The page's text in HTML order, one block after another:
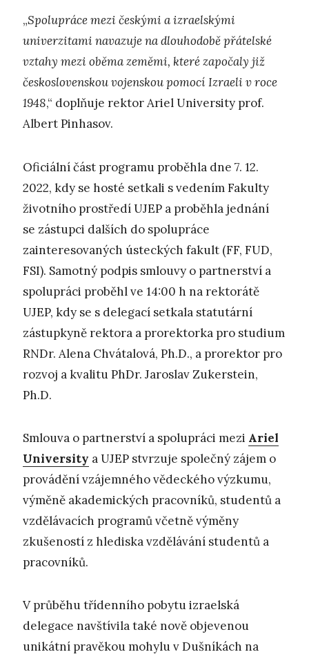
„Spolupráce mezi českými a izraelskými
univerzitami navazuje na dlouhodobě přátelské
vztahy mezi oběma zeměmi, které započaly již
československou vojenskou pomocí Izraeli v roce
1948,“ doplňuje rektor Ariel University prof.
Albert Pinhasov.
Oficiální část programu proběhla dne 7. 12.
2022, kdy se hosté setkali s vedením Fakulty
životního prostředí UJEP a proběhla jednání
se zástupci dalších do spolupráce
zainteresovaných ústeckých fakult (FF, FUD,
FSI). Samotný podpis smlouvy o partnerství a
spolupráci proběhl ve 14:00 h na rektorátě
UJEP, kdy se s delegací setkala statutární
zástupkyně rektora a prorektorka pro studium
RNDr. Alena Chvátalová, Ph.D., a prorektor pro
rozvoj a kvalitu PhDr. Jaroslav Zukerstein,
Ph.D.
Smlouva o partnerství a spolupráci mezi Ariel
University a UJEP stvrzuje společný zájem o
provádění vzájemného vědeckého výzkumu,
výměně akademických pracovníků, studentů a
vzdělávacích programů včetně výměny
zkušeností z hlediska vzdělávání studentů a
pracovníků.
V průběhu třídenního pobytu izraelská
delegace navštívila také nově objevenou
unikátní pravěkou mohylu v Dušníkách na